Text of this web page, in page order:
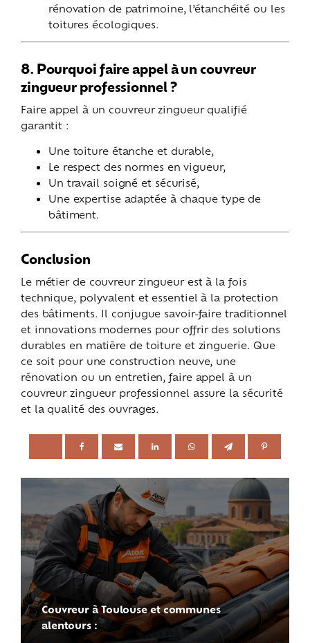
rénovation de patrimoine, l’étanchéité ou les
toitures écologiques.
8. Pourquoi faire appel à un couvreur
zingueur professionnel ?
Faire appel à un couvreur zingueur qualifié
garantit :
Une toiture étanche et durable,
Le respect des normes en vigueur,
Un travail soigné et sécurisé,
Une expertise adaptée à chaque type de
bâtiment.
Conclusion
Le métier de couvreur zingueur est à la fois
technique, polyvalent et essentiel à la protection
des bâtiments. Il conjugue savoir-faire traditionnel
et innovations modernes pour offrir des solutions
durables en matière de toiture et zinguerie. Que
ce soit pour une construction neuve, une
rénovation ou un entretien, faire appel à un
couvreur zingueur professionnel assure la sécurité
et la qualité des ouvrages.
Couvreur à Toulouse et communes
alentours :